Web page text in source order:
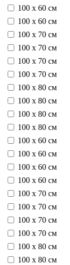
100 х 60 см
100 х 60 см
100 х 70 см
100 х 70 см
100 х 70 см
100 х 70 см
100 х 80 см
100 х 80 см
100 х 80 см
100 х 80 см
100 х 60 см
100 х 60 см
100 х 60 см
100 х 60 см
100 х 70 см
100 х 70 см
100 х 70 см
100 х 70 см
100 х 80 см
100 х 80 см